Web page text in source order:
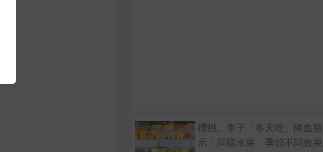
櫻桃、李子「冬天吃」降血
示：同樣水果 季節不同效